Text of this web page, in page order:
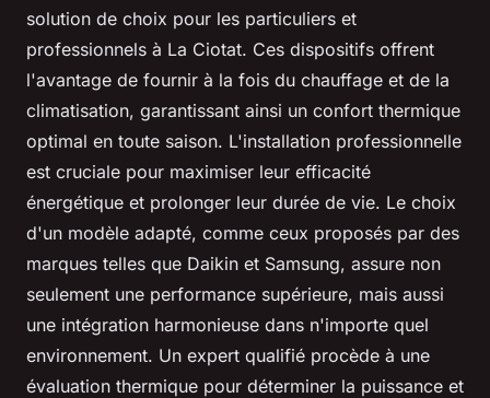
solution de choix pour les particuliers et
professionnels à La Ciotat. Ces dispositifs offrent
l'avantage de fournir à la fois du chauffage et de la
climatisation, garantissant ainsi un confort thermique
optimal en toute saison. L'installation professionnelle
est cruciale pour maximiser leur efficacité
énergétique et prolonger leur durée de vie. Le choix
d'un modèle adapté, comme ceux proposés par des
marques telles que Daikin et Samsung, assure non
seulement une performance supérieure, mais aussi
une intégration harmonieuse dans n'importe quel
environnement. Un expert qualifié procède à une
évaluation thermique pour déterminer la puissance et